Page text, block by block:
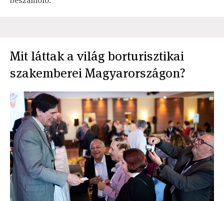
Mit láttak a világ borturisztikai
szakemberei Magyarországon?